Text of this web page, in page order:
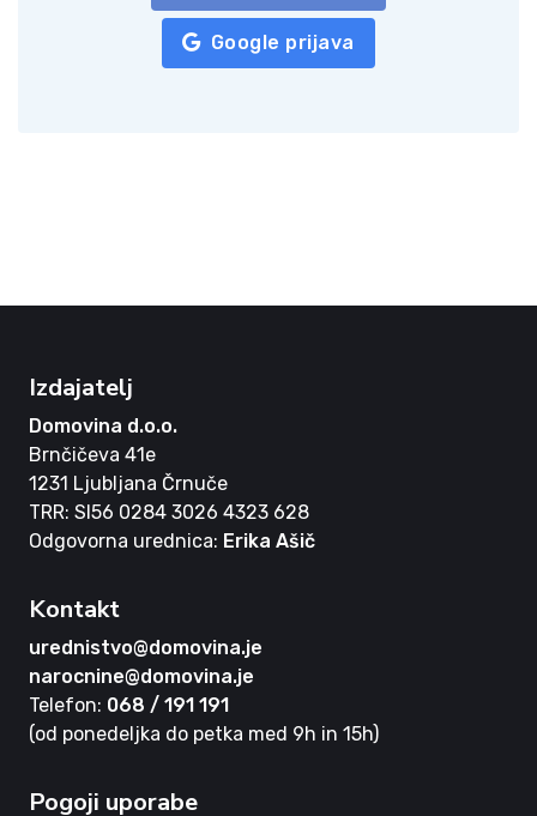
Google prijava
Izdajatelj
Domovina d.o.o.
Brnčičeva 41e
1231 Ljubljana Črnuče
TRR: SI56 0284 3026 4323 628
Odgovorna urednica: Erika Ašič
Kontakt
urednistvo@domovina.je
narocnine@domovina.je
Telefon: 068 / 191 191
(od ponedeljka do petka med 9h in 15h)
Pogoji uporabe